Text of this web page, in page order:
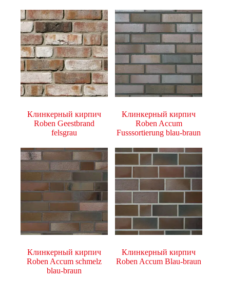
Клинкерный кирпич
Roben Geestbrand
felsgrau
Клинкерный кирпич
Roben Accum
Fusssortierung blau-braun
Клинкерный кирпич
Roben Accum schmelz
blau-braun
Клинкерный кирпич
Roben Accum Blau-braun